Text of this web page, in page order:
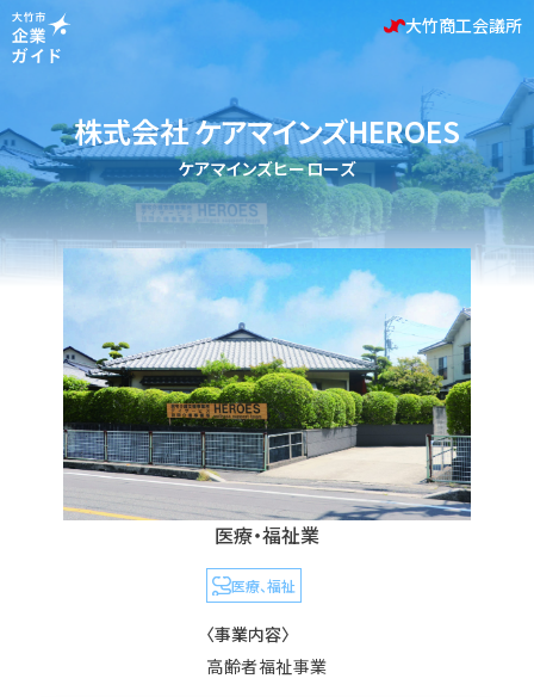
大竹商工会議所
株式会社 ケアマインズHEROES
ケアマインズヒーローズ
医療・福祉業
医療、福祉
〈事業内容〉
高齢者福祉事業